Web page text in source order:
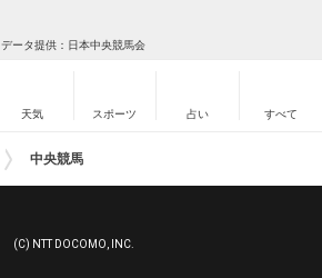
データ提供：日本中央競馬会
天気 スポーツ 占い すべて
中央競馬
(C) NTT DOCOMO, INC.